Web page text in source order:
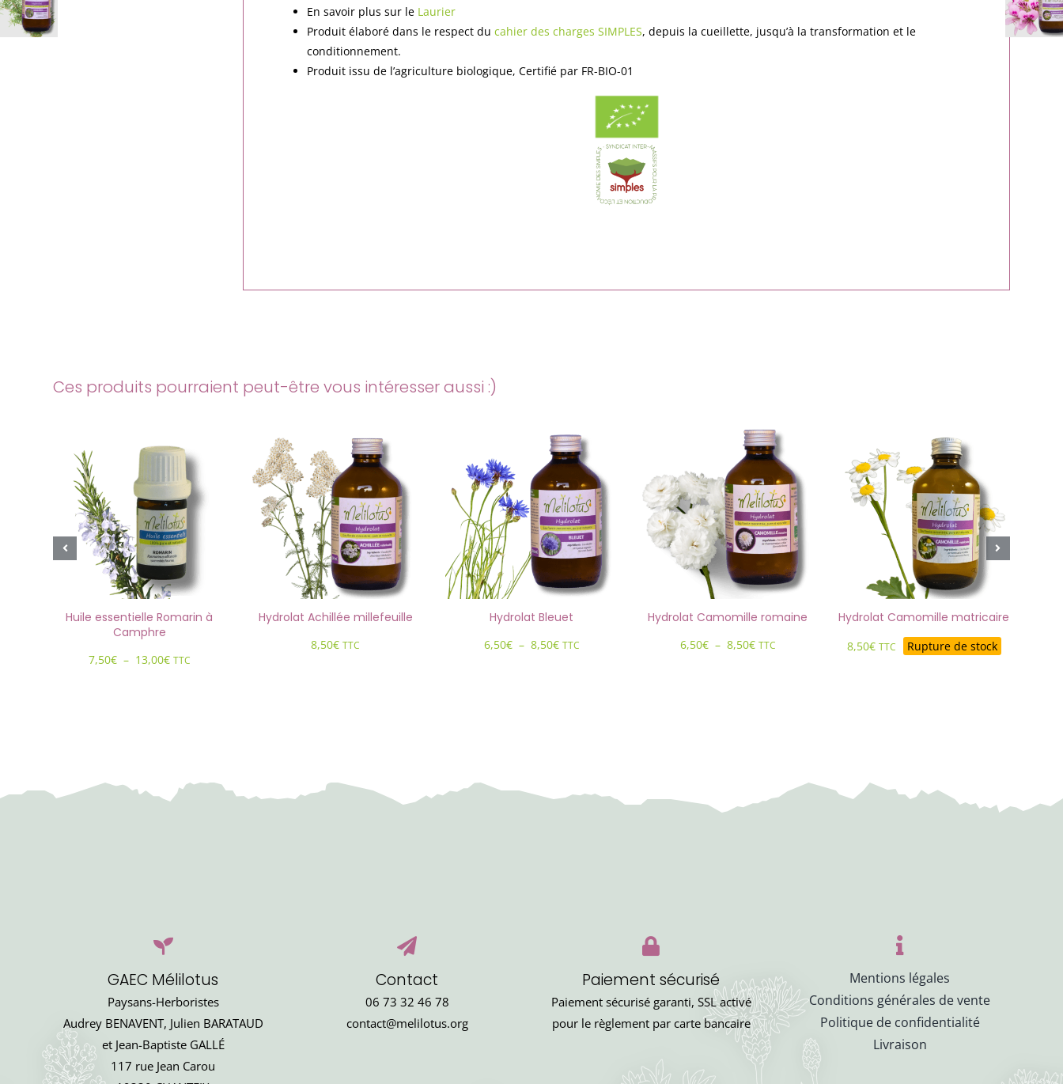
En savoir plus sur le Laurier
Produit élaboré dans le respect ducahier des charges SIMPLES, depuis la cueillette, jusqu’à la transformation et le
conditionnement.
Produit issu de l’agriculture biologique, Certifié par FR-BIO-01
Ces produits pourraient peut-être vous intéresser aussi :)
Huile essentielle Romarin à
Camphre
7,50€ – 13,00€Plage
TTC
Hydrolat Achillée millefeuille
8,50€ TTC
Hydrolat Bleuet
6,50€ – 8,50€Plage
TTC
Hydrolat Camomille romaine
6,50€ – 8,50€Plage
TTC
Hydrolat Camomille matricaire
8,50€ TTC Rupture de stock
GAEC Mélilotus
Paysans-Herboristes
Audrey BENAVENT, Julien BARATAUD
et Jean-Baptiste GALLÉ
117 rue Jean Carou
Contact
06 73 32 46 78
contact@melilotus.org
Paiement sécurisé
Paiement sécurisé garanti, SSL activé
pour le règlement par carte bancaire
Mentions légales
Conditions générales de vente
Politique de confidentialité
Livraison